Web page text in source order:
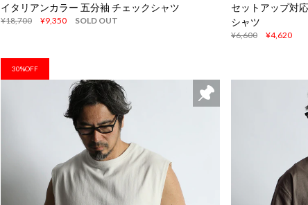
イタリアンカラー 五分袖 チェックシャツ
¥18,700 ¥9,350 SOLD OUT
セットアップ対
シャツ
¥6,600 ¥4,620
30%OFF